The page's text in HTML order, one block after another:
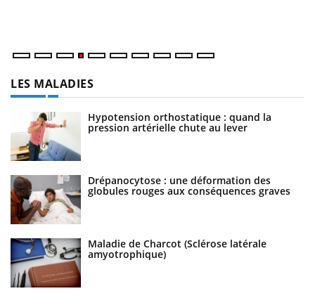
LES MALADIES
Hypotension orthostatique : quand la
pression artérielle chute au lever
Drépanocytose : une déformation des
globules rouges aux conséquences graves
Maladie de Charcot (Sclérose latérale
amyotrophique)